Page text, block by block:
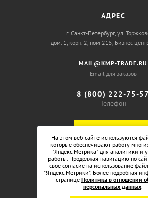
АДРЕС
г. Санкт-Петербург, ул.
дом. 1, корп. 2, пом 215, Бизнес
MAIL@KMP-TRADE.RU
Email для заказов
8 (800) 222-75-57
Телефон
На этом веб-сайте используются
которые обеспечивают работу
"Яндекс.Метрика" для аналитики и
работы. Продолжая навигацию по
своё согласие на использование
"Яндекс.Метрики". Более подробная
странице Политика в отношении
персональных данных.